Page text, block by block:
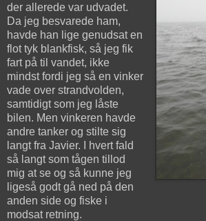
der allerede var udvadet.
Da jeg besvarede ham,
havde han lige genudsat en
flot tyk blankfisk, så jeg fik
fart på til vandet, ikke
mindst fordi jeg så en vinker
vade over strandvolden,
samtidigt som jeg låste
bilen. Men vinkeren havde
andre tanker og stilte sig
langt fra Javier. I hvert fald
så langt som tågen tillod
mig at se og så kunne jeg
ligeså godt gå ned på den
anden side og fiske i
modsat retning.